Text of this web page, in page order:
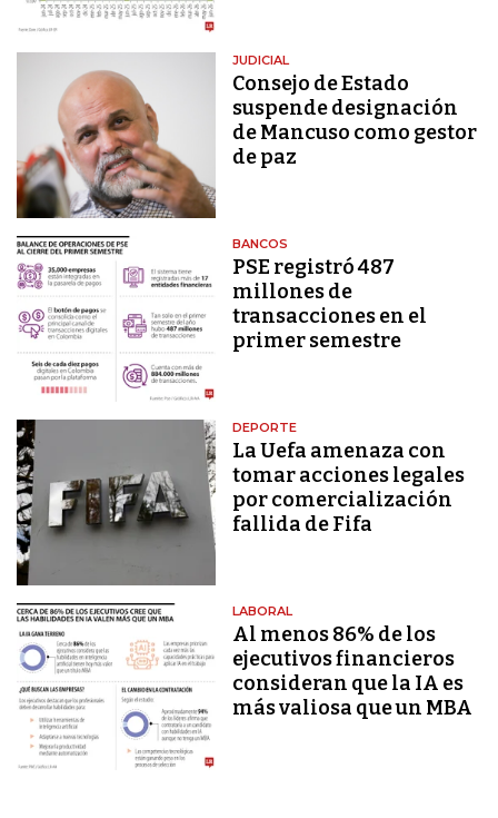
JUDICIAL
Consejo de Estado
suspende designación
de Mancuso como gestor
de paz
BANCOS
PSE registró 487
millones de
transacciones en el
primer semestre
DEPORTE
La Uefa amenaza con
tomar acciones legales
por comercialización
fallida de Fifa
LABORAL
Al menos 86% de los
ejecutivos financieros
consideran que la IA es
más valiosa que un MBA